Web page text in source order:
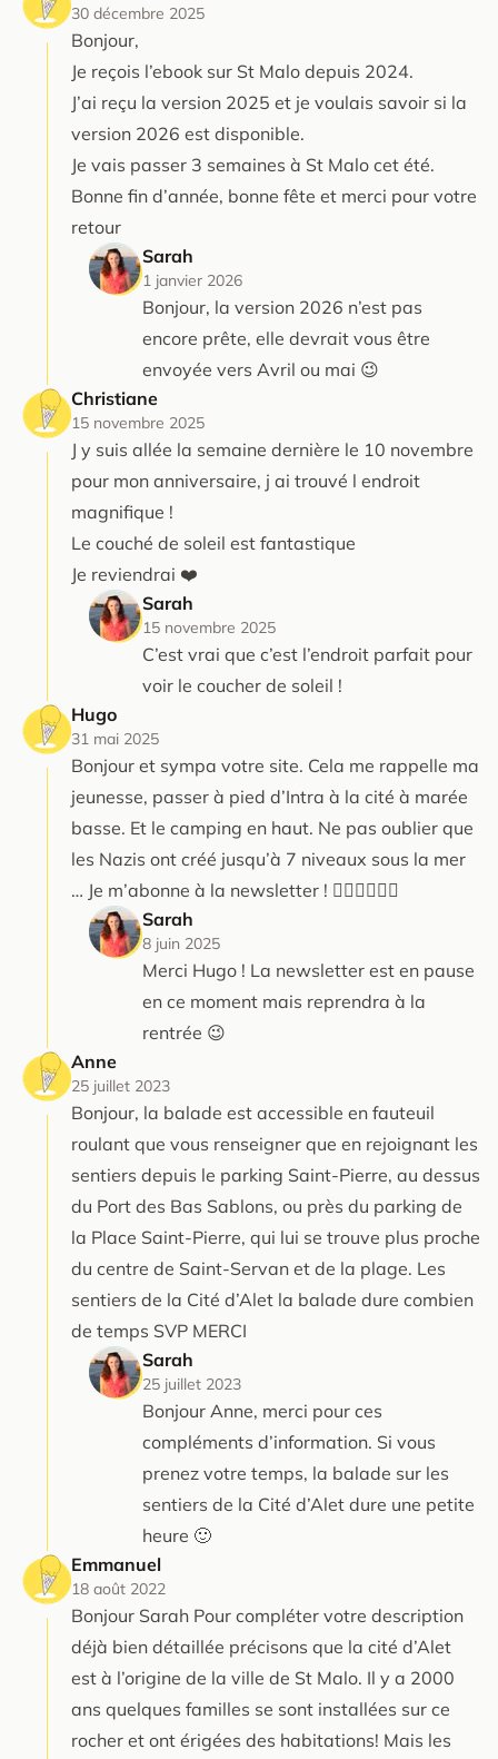
30 décembre 2025
Bonjour,
Je reçois l’ebook sur St Malo depuis 2024.
J’ai reçu la version 2025 et je voulais savoir si la
version 2026 est disponible.
Je vais passer 3 semaines à St Malo cet été.
Bonne fin d’année, bonne fête et merci pour votre
retour
Sarah
1 janvier 2026
Bonjour, la version 2026 n’est pas
encore prête, elle devrait vous être
envoyée vers Avril ou mai 😉
Christiane
15 novembre 2025
J y suis allée la semaine dernière le 10 novembre
pour mon anniversaire, j ai trouvé l endroit
magnifique !
Le couché de soleil est fantastique
Je reviendrai ❤️
Sarah
15 novembre 2025
C’est vrai que c’est l’endroit parfait pour
voir le coucher de soleil !
Hugo
31 mai 2025
Bonjour et sympa votre site. Cela me rappelle ma
jeunesse, passer à pied d’Intra à la cité à marée
basse. Et le camping en haut. Ne pas oublier que
les Nazis ont créé jusqu’à 7 niveaux sous la mer
… Je m’abonne à la newsletter ! 🏴‍☠️🏴‍☠️🏴‍☠️
Sarah
8 juin 2025
Merci Hugo ! La newsletter est en pause
en ce moment mais reprendra à la
rentrée 😉
Anne
25 juillet 2023
Bonjour, la balade est accessible en fauteuil
roulant que vous renseigner que en rejoignant les
sentiers depuis le parking Saint-Pierre, au dessus
du Port des Bas Sablons, ou près du parking de
la Place Saint-Pierre, qui lui se trouve plus proche
du centre de Saint-Servan et de la plage. Les
sentiers de la Cité d’Alet la balade dure combien
de temps SVP MERCI
Sarah
25 juillet 2023
Bonjour Anne, merci pour ces
compléments d’information. Si vous
prenez votre temps, la balade sur les
sentiers de la Cité d’Alet dure une petite
heure 🙂
Emmanuel
18 août 2022
Bonjour Sarah Pour compléter votre description
déjà bien détaillée précisons que la cité d’Alet
est à l’origine de la ville de St Malo. Il y a 2000
ans quelques familles se sont installées sur ce
rocher et ont érigées des habitations! Mais les